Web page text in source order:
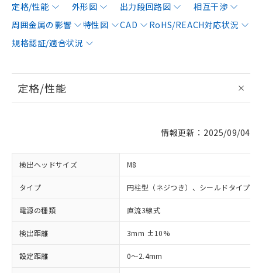
定格/性能 外形図 出力段回路図
相互干渉
周囲金属の影響
特性図 CAD
RoHS/REACH対応状況
規格認証/適合状況
定格/性能
情報更新：2025/09/04
検出ヘッドサイズ M8
タイプ 円柱型（ネジつき）、シールドタイプ
電源の種類 直流3線式
検出距離 3mm ±10%
設定距離 0～2.4mm